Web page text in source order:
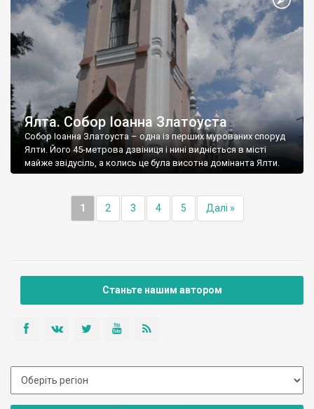
Ялта. Собор Іоанна Златоуста
Собор Іоанна Златоуста – одна із перших мурованих споруд
Ялти. Його 45-метрова дзвіниця і нині видніється в місті
майже звідусіль, а колись це була висотна домінанта Ялти.
1 2 3 4 5 Далі »
Станьте нашим автором